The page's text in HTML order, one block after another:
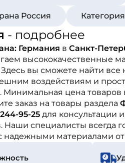
Россия
- подробнее
Германия в Санкт-
высококачественные
вы сможете найти
воздействиям и
цена товаров
заказ на товары раздела
95-25 для консультации
Наши специалисты всегда
надежными материалами